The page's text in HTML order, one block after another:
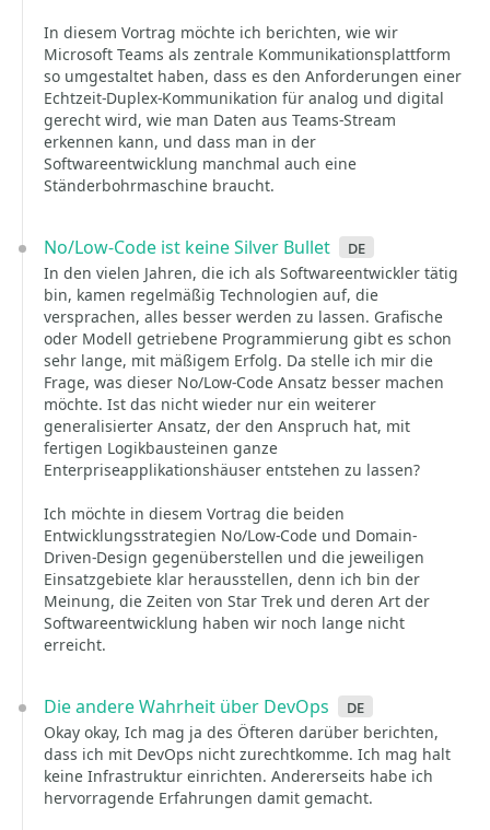
In diesem Vortrag möchte ich berichten, wie wir
Microsoft Teams als zentrale Kommunikationsplattform
so umgestaltet haben, dass es den Anforderungen einer
Echtzeit-Duplex-Kommunikation für analog und digital
gerecht wird, wie man Daten aus Teams-Stream
erkennen kann, und dass man in der
Softwareentwicklung manchmal auch eine
Ständerbohrmaschine braucht.
No/Low-Code ist keine Silver Bullet de
In den vielen Jahren, die ich als Softwareentwickler tätig
bin, kamen regelmäßig Technologien auf, die
versprachen, alles besser werden zu lassen. Grafische
oder Modell getriebene Programmierung gibt es schon
sehr lange, mit mäßigem Erfolg. Da stelle ich mir die
Frage, was dieser No/Low-Code Ansatz besser machen
möchte. Ist das nicht wieder nur ein weiterer
generalisierter Ansatz, der den Anspruch hat, mit
fertigen Logikbausteinen ganze
Enterpriseapplikationshäuser entstehen zu lassen?
Ich möchte in diesem Vortrag die beiden
Entwicklungsstrategien No/Low-Code und Domain-
Driven-Design gegenüberstellen und die jeweiligen
Einsatzgebiete klar herausstellen, denn ich bin der
Meinung, die Zeiten von Star Trek und deren Art der
Softwareentwicklung haben wir noch lange nicht
erreicht.
Die andere Wahrheit über DevOps de
Okay okay, Ich mag ja des Öfteren darüber berichten,
dass ich mit DevOps nicht zurechtkomme. Ich mag halt
keine Infrastruktur einrichten. Andererseits habe ich
hervorragende Erfahrungen damit gemacht.